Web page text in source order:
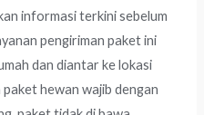
informasi terkini sebelum
pengiriman paket ini
dan diantar ke lokasi
hewan wajib dengan